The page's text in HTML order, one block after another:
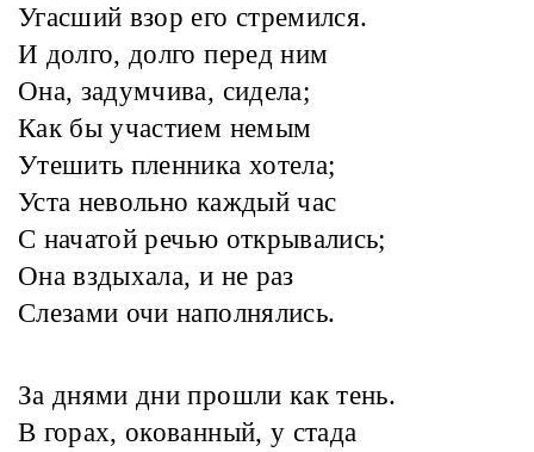
Угасший взор его стремился.
И долго, долго перед ним
Она, задумчива, сидела;
Как бы участием немым
Утешить пленника хотела;
Уста невольно каждый час
С начатой речью открывались;
Она вздыхала, и не раз
Слезами очи наполнялись.
За днями дни прошли как тень.
В горах, окованный, у стада